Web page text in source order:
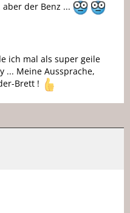
aber der Benz ...
ich mal als super geile
... Meine Aussprache,
Brett !